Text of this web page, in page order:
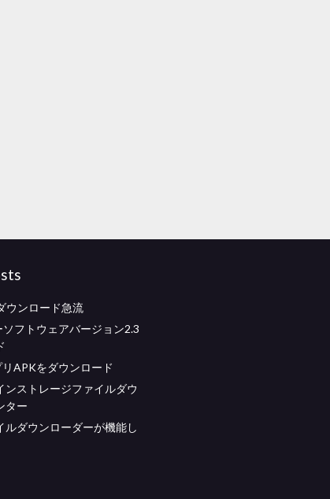
ウンロード急流
フトウェアバージョン2.3
APKをダウンロード
ンストレージファイルダウ
ター
ルダウンローダーが機能し